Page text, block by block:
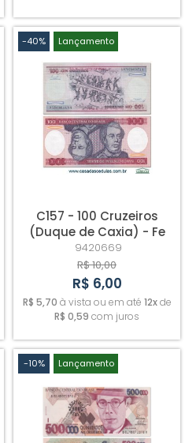
-40% Lançamento
C157 - 100 Cruzeiros
(Duque de Caxia) - Fe
9420669
R$ 10,00
R$ 6,00
R$ 5,70 à vista ou em até 12xde
R$ 0,59 com juros
-10% Lançamento